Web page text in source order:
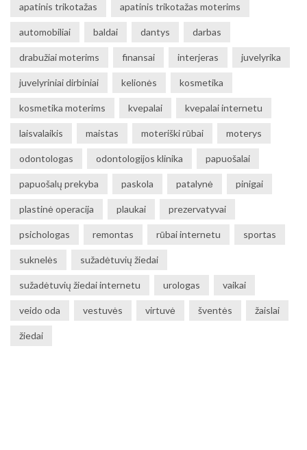
apatinis trikotažas apatinis trikotažas moterims
automobiliai baldai dantys darbas
drabužiai moterims finansai interjeras juvelyrika
juvelyriniai dirbiniai kelionės kosmetika
kosmetika moterims kvepalai kvepalai internetu
laisvalaikis maistas moteriški rūbai moterys
odontologas odontologijos klinika papuošalai
papuošalų prekyba paskola patalynė pinigai
plastinė operacija plaukai prezervatyvai
psichologas remontas rūbai internetu sportas
suknelės sužadėtuvių žiedai
sužadėtuvių žiedai internetu urologas vaikai
veido oda vestuvės virtuvė šventės žaislai
žiedai